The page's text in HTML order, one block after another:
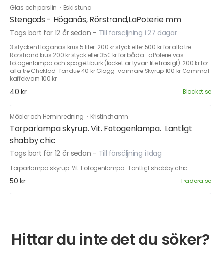
Glas och porslin · Eskilstuna
Stengods - Höganäs, Rörstrand,LaPoterie mm
Togs bort för 12 år sedan - Till försäljning i 27 dagar
3 stycken Höganäs krus 5 liter: 200 kr styck eller 500 kr för alla tre.
Rörstrand krus 200 kr styck eller 350 kr för båda. LaPoterie vas,
fotogenlampa och spagettiburk (locket är tyvärr lite trasigt): 200 kr för
alla tre Choklad-fondue 40 kr Glögg-värmare Skyrup 100 kr Gammal
kaffekvarn 100 kr
40 kr Blocket.se
Möbler och Heminredning · Kristinehamn
Torparlampa skyrup. Vit. Fotogenlampa. Lantligt
shabby chic
Togs bort för 12 år sedan - Till försäljning i Idag
Torparlampa skyrup. Vit. Fotogenlampa. Lantligt shabby chic
50 kr Tradera.se
Hittar du inte det du söker?